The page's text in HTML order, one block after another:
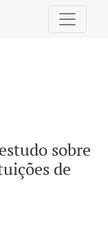
idosos residentes
sobre
de